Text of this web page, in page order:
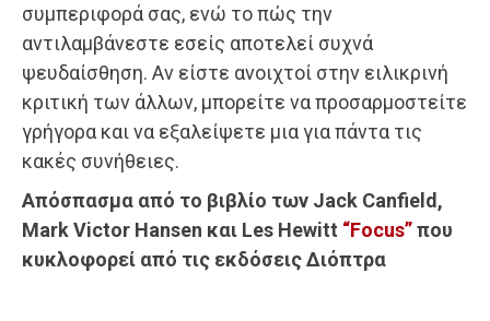
συμπεριφορά σας, ενώ το πώς την
αντιλαμβάνεστε εσείς αποτελεί συχνά
ψευδαίσθηση. Αν είστε ανοιχτοί στην ειλικρινή
κριτική των άλλων, μπορείτε να προσαρμοστείτε
γρήγορα και να εξαλείψετε μια για πάντα τις
κακές συνήθειες.
Απόσπασμα από το βιβλίο των Jack Canfield,
Mark Victor Hansen και Les Hewitt “Focus”που
κυκλοφορεί από τις εκδόσεις Διόπτρα